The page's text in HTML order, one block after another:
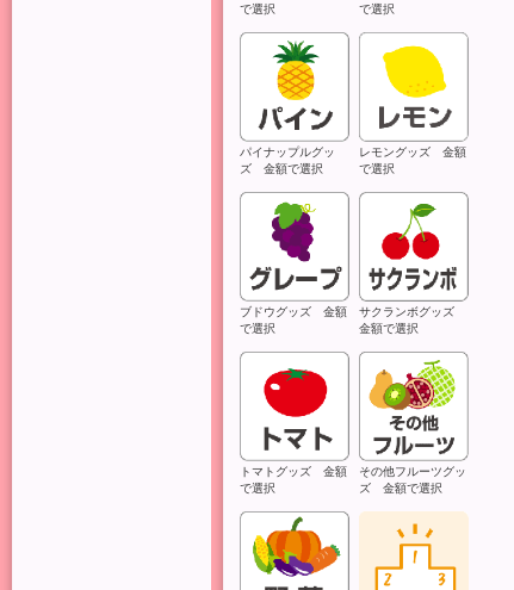
で選択
で選択
パイナップルグッ
ズ 金額で選択
レモングッズ 金額
で選択
ブドウグッズ 金額
で選択
サクランボグッズ
金額で選択
トマトグッズ 金額
で選択
その他フルーツグッ
ズ 金額で選択